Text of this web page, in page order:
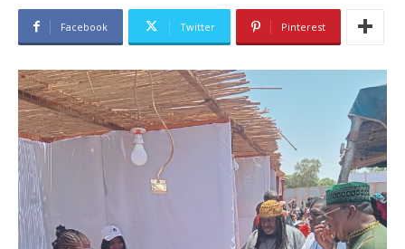
Facebook Twitter Pinterest